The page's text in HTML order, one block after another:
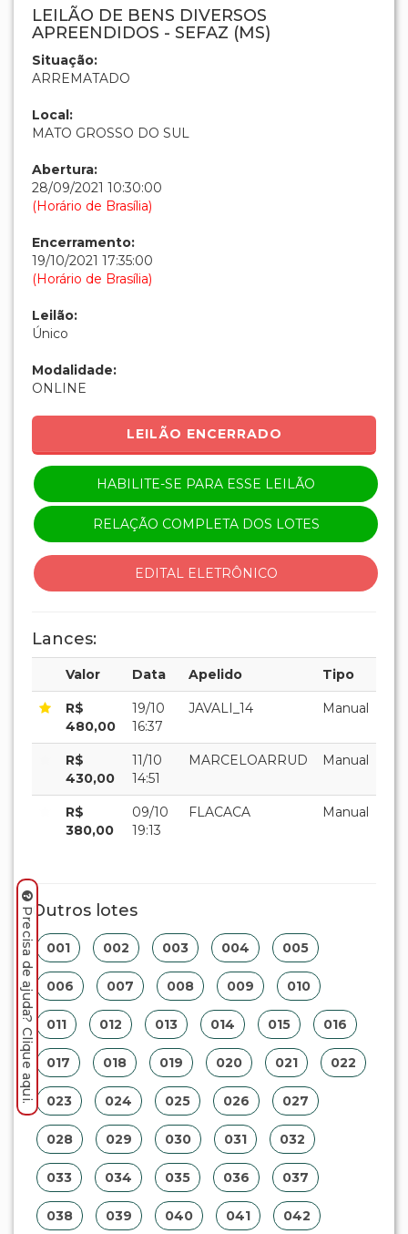
Tipo:BENS MÓVEIS
Atenção:A falta de pagamento do valor da arrematação e
penalidades (multa, suspensão, declaração de inidoneidade,
perda do direito em adjudicar), além de responder por crime de
8.666/93.
Dados do leilão
LEILÃO DE BENS DIVERSOS
APREENDIDOS - SEFAZ (MS)
ARREMATADO
MATO GROSSO DO SUL
Abertura:
28/09/2021 10:30:00
(Horário de Brasília)
Encerramento:
19/10/2021 17:35:00
(Horário de Brasília)
Único
Modalidade:
ONLINE
LEILÃO ENCERRADO
HABILITE-SE PARA ESSE LEILÃO
RELAÇÃO COMPLETA DOS LOTES
Lances:
Valor Data Apelido
R$
480,00
19/10
16:37
JAVALI_14
R$
430,00
11/10
14:51
MARCELOARRUD Manual
R$
380,00
09/10
19:13
FLACACA
Outros lotes
Precisa de ajuda? Clique aqui.